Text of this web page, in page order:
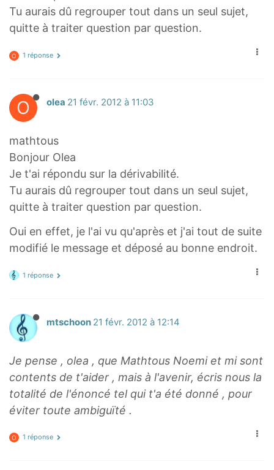
2
}
,
+
n
f
y
[
2
x
+
1
Tu aurais dû regrouper tout dans un seul sujet,
quitte à traiter question par question.
O 1 réponse
O olea 21 févr. 2012 à 11:03
mathtous
Bonjour Olea
Je t'ai répondu sur la dérivabilité.
Tu aurais dû regrouper tout dans un seul sujet,
quitte à traiter question par question.
Oui en effet, je l'ai vu qu'après et j'ai tout de suite
modifié le message et déposé au bonne endroit.
1 réponse
mtschoon 21 févr. 2012 à 12:14
Je pense , olea , que Mathtous Noemi et mi sont
contents de t'aider , mais à l'avenir, écris nous la
totalité de l'énoncé tel qui t'a été donné , pour
éviter toute ambiguïté .
O 1 réponse